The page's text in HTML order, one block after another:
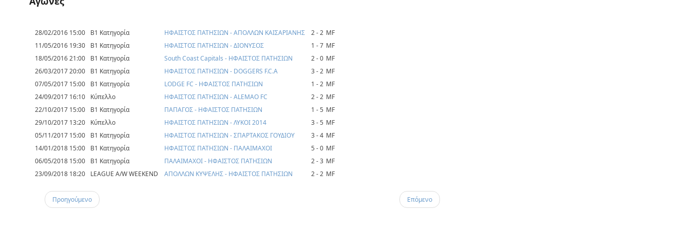
28/02/2016 15:00 Β1 Κατηγορία ΗΦΑΙΣΤΟΣ ΠΑΤΗΣΙΩΝ - ΑΠΟΛΛΩΝ ΚΑΙΣΑΡΙΑΝΗΣ 2 - 2 MF
11/05/2016 19:30
Β1 Κατηγορία ΗΦΑΙΣΤΟΣ ΠΑΤΗΣΙΩΝ - ΔΙΟΝΥΣΟΣ 1 - 7 MF
18/05/2016 21:00
Β1 Κατηγορία South Coast Capitals - ΗΦΑΙΣΤΟΣ ΠΑΤΗΣΙΩΝ 2 - 0 MF
26/03/2017 20:00
Β1 Κατηγορία ΗΦΑΙΣΤΟΣ ΠΑΤΗΣΙΩΝ - DOGGERS F.C.A 3 - 2 MF
07/05/2017 15:00
Β1 Κατηγορία LODGE FC - ΗΦΑΙΣΤΟΣ ΠΑΤΗΣΙΩΝ 1 - 2 MF
24/09/2017 16:10
Κύπελλο ΗΦΑΙΣΤΟΣ ΠΑΤΗΣΙΩΝ - ALEMAO FC 2 - 2 MF
22/10/2017 15:00
Β1 Κατηγορία ΠΑΠΑΓΟΣ - ΗΦΑΙΣΤΟΣ ΠΑΤΗΣΙΩΝ 1 - 5 MF
29/10/2017 13:20
Κύπελλο ΗΦΑΙΣΤΟΣ ΠΑΤΗΣΙΩΝ - ΛΥΚΟΙ 2014 3 - 5 MF
05/11/2017 15:00
Β1 Κατηγορία ΗΦΑΙΣΤΟΣ ΠΑΤΗΣΙΩΝ - ΣΠΑΡΤΑΚΟΣ ΓΟΥΔΙΟΥ 3 - 4 MF
14/01/2018 15:00
Β1 Κατηγορία ΗΦΑΙΣΤΟΣ ΠΑΤΗΣΙΩΝ - ΠΑΛΑΙΜΑΧΟΙ 5 - 0 MF
06/05/2018 15:00
Β1 Κατηγορία ΠΑΛΑΙΜΑΧΟΙ - ΗΦΑΙΣΤΟΣ ΠΑΤΗΣΙΩΝ 2 - 3 MF
23/09/2018 18:20
LEAGUE A/W WEEKEND ΑΠΟΛΛΩΝ ΚΥΨΕΛΗΣ - ΗΦΑΙΣΤΟΣ ΠΑΤΗΣΙΩΝ 2 - 2 MF
Προηγούμενο Επόμενο